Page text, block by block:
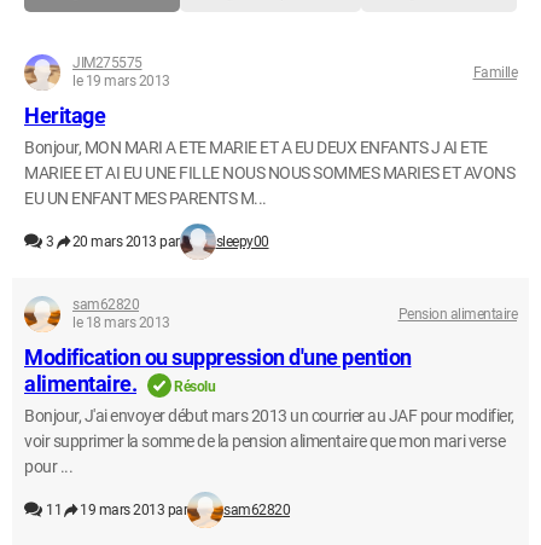
JIM275575
le 19 mars 2013
Famille
Heritage
Bonjour, MON MARI A ETE MARIE ET A EU DEUX ENFANTS J AI ETE
MARIEE ET AI EU UNE FILLE NOUS NOUS SOMMES MARIES ET AVONS
EU UN ENFANT MES PARENTS M...
3 20 mars 2013 par sleepy00
sam62820
le 18 mars 2013
Pension alimentaire
Modification ou suppression d'une pention
alimentaire.
Résolu
Bonjour, J'ai envoyer début mars 2013 un courrier au JAF pour modifier,
voir supprimer la somme de la pension alimentaire que mon mari verse
pour ...
11 19 mars 2013 par sam62820